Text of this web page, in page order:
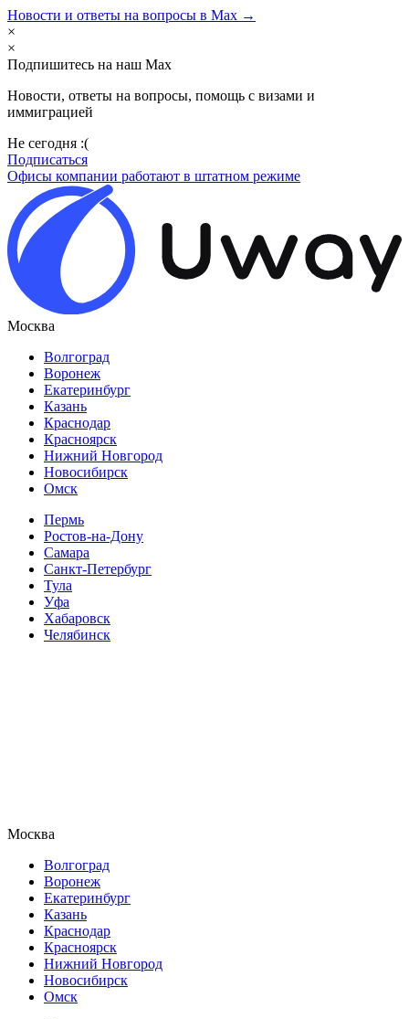
Новости и ответы на вопросы в Max →
×
×
Подпишитесь на наш Max
Новости, ответы на вопросы, помощь с визами и
иммиграцией
Не сегодня :(
Подписаться
Офисы компании работают в штатном режиме
Москва
Волгоград
Воронеж
Екатеринбург
Казань
Краснодар
Красноярск
Нижний Новгород
Новосибирск
Омск
Пермь
Ростов-на-Дону
Самара
Санкт-Петербург
Тула
Уфа
Хабаровск
Челябинск
Москва
Волгоград
Воронеж
Екатеринбург
Казань
Краснодар
Красноярск
Нижний Новгород
Новосибирск
Омск